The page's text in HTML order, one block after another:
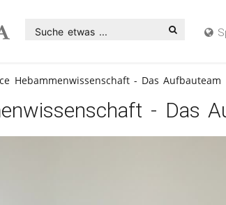
Suche etwas ...
Hebammenwissenschaft - Das
- Das